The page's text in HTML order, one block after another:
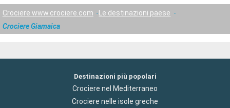
Crociere www.crociere.com
Le destinazioni paese
Crociere Giamaica
Destinazioni più popolari
Crociere nel Mediterraneo
Crociere nelle isole greche